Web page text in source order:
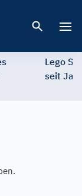
Lego
seit